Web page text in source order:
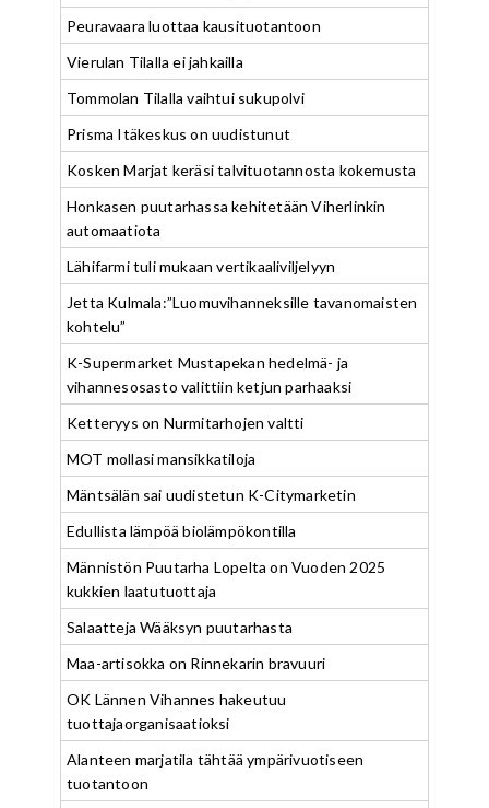
Peuravaara luottaa kausituotantoon
Vierulan Tilalla ei jahkailla
Tommolan Tilalla vaihtui sukupolvi
Prisma Itäkeskus on uudistunut
Kosken Marjat keräsi talvituotannosta kokemusta
Honkasen puutarhassa kehitetään Viherlinkin
automaatiota
Lähifarmi tuli mukaan vertikaaliviljelyyn
Jetta Kulmala:”Luomuvihanneksille tavanomaisten
kohtelu”
K-Supermarket Mustapekan hedelmä- ja
vihannesosasto valittiin ketjun parhaaksi
Ketteryys on Nurmitarhojen valtti
MOT mollasi mansikkatiloja
Mäntsälän sai uudistetun K-Citymarketin
Edullista lämpöä biolämpökontilla
Männistön Puutarha Lopelta on Vuoden 2025
kukkien laatutuottaja
Salaatteja Wääksyn puutarhasta
Maa-artisokka on Rinnekarin bravuuri
OK Lännen Vihannes hakeutuu
tuottajaorganisaatioksi
Alanteen marjatila tähtää ympärivuotiseen
tuotantoon